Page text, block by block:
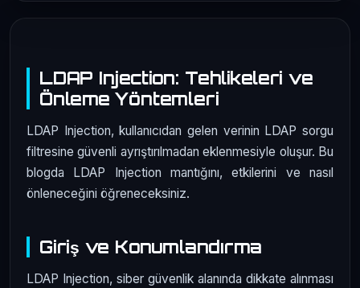
LDAP Injection: Tehlikeleri ve
Önleme Yöntemleri
LDAP Injection, kullanıcıdan gelen verinin LDAP sorgu
filtresine güvenli ayrıştırılmadan eklenmesiyle oluşur. Bu
blogda LDAP Injection mantığını, etkilerini ve nasıl
önleneceğini öğreneceksiniz.
Giriş ve Konumlandırma
LDAP Injection, siber güvenlik alanında dikkate alınması